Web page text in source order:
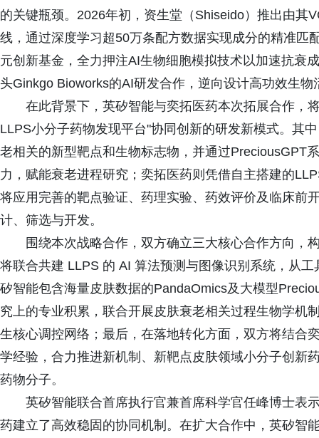
的关键瓶颈。2026年初，资生堂（Shiseido）推出由其
线，通过深度学习超50万条配方数据实现成分的精准匹
元创新基金，全力押注AI生物细胞模拟技术以加速抗衰
头Ginkgo Bioworks的AI研发合作，逆向设计高功效生物
在此背景下，英矽智能与奕拓医药本次拓展合作，
LLPS小分子药物发现平台"协同创新的研发新模式。其
老相关的新型靶点和生物标志物，并通过PreciousGPT
力，赋能衰老进程研究；奕拓医药则凭借自主搭建的
将应用完善的靶点验证、药理实验、药效评价及临床前
计、筛选与开发。
围绕本次战略合作，双方确立三大核心合作方向，
将联合共建 LLPS 的 AI 算法预测与图像识别系统，从
矽智能包含海量皮肤数据的PandaOmics及大模型
究上的专业积累，联合开展皮肤衰老相关过程生物学机
生核心调控网络；最后，在落地转化方面，双方将结合
学经验，合力推进新机制、新靶点皮肤领域小分子创新
药物分子。
英矽智能联合首席执行官兼首席科学官任峰博士表
药建立了高效稳固的协同机制。在扩大合作中，英矽智